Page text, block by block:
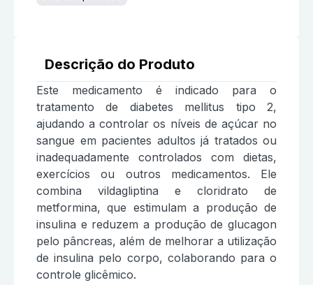
Descrição do Produto
Este medicamento é indicado para o
tratamento de diabetes mellitus tipo 2,
ajudando a controlar os níveis de açúcar no
sangue em pacientes adultos já tratados ou
inadequadamente controlados com dietas,
exercícios ou outros medicamentos. Ele
combina vildagliptina e cloridrato de
metformina, que estimulam a produção de
insulina e reduzem a produção de glucagon
pelo pâncreas, além de melhorar a utilização
de insulina pelo corpo, colaborando para o
controle glicêmico.